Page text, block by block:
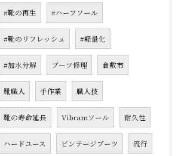
#靴の再生 #ハーフソール
#靴のリフレッシュ #軽量化
#加水分解 ブーツ修理 倉敷市
靴職人 手作業 職人技
靴の寿命延長 Vibramソール 耐久性
ハードユース ビンテージブーツ 流行